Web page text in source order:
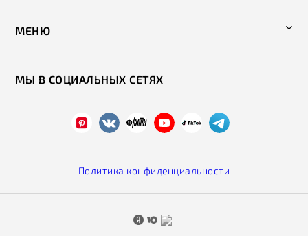
МЕНЮ
МЫ В СОЦИАЛЬНЫХ СЕТЯХ
Политика конфиденциальности